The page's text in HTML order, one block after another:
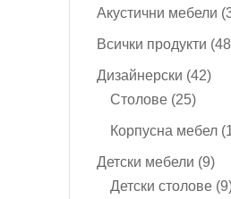
Акустични мебели
Всички продукти 48
Дизайнерски 4242
Столове 2525
Корпусна мебел
Детски мебели 99
Детски столове 9